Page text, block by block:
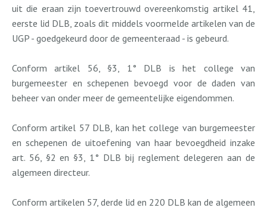
uit die eraan zijn toevertrouwd overeenkomstig artikel 41,
eerste lid DLB, zoals dit middels voormelde artikelen van de
UGP - goedgekeurd door de gemeenteraad - is gebeurd.
Conform artikel 56, §3, 1° DLB is het college van
burgemeester en schepenen bevoegd voor de daden van
beheer van onder meer de gemeentelijke eigendommen.
Conform artikel 57 DLB, kan het college van burgemeester
en schepenen de uitoefening van haar bevoegdheid inzake
art. 56, §2 en §3, 1° DLB bij reglement delegeren aan de
algemeen directeur.
Conform artikelen 57, derde lid en 220 DLB kan de algemeen